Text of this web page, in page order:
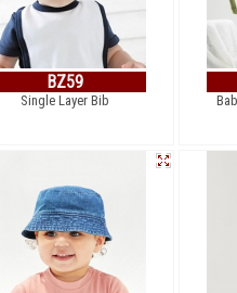
BZ59
Single Layer Bib